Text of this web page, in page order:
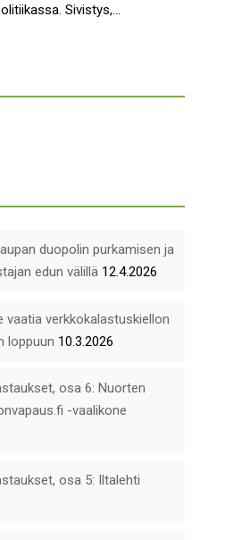
Sivistys,...
duopolin purkamisen ja
edun välillä 12.4.2026
vaatia verkkokalastuskiellon
loppuun 10.3.2026
osa 6: Nuorten
-vaalikone
osa 5: Iltalehti